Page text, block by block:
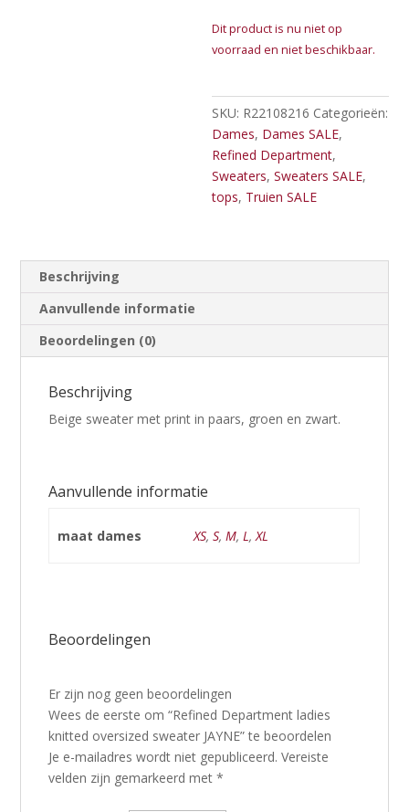
Dit product is nu niet op
voorraad en niet beschikbaar.
SKU: R22108216 Categorieën:
Dames, Dames SALE,
Refined Department,
Sweaters,Sweaters SALE,
tops, Truien SALE
Beschrijving
Aanvullende informatie
Beoordelingen (0)
Beschrijving
Beige sweater met print in paars, groen en zwart.
Aanvullende informatie
maat dames XS, S, M, L,XL
Beoordelingen
Er zijn nog geen beoordelingen
Wees de eerste om “Refined Department ladies
knitted oversized sweater JAYNE” te beoordelen
Je e-mailadres wordt niet gepubliceerd. Vereiste
velden zijn gemarkeerd met*